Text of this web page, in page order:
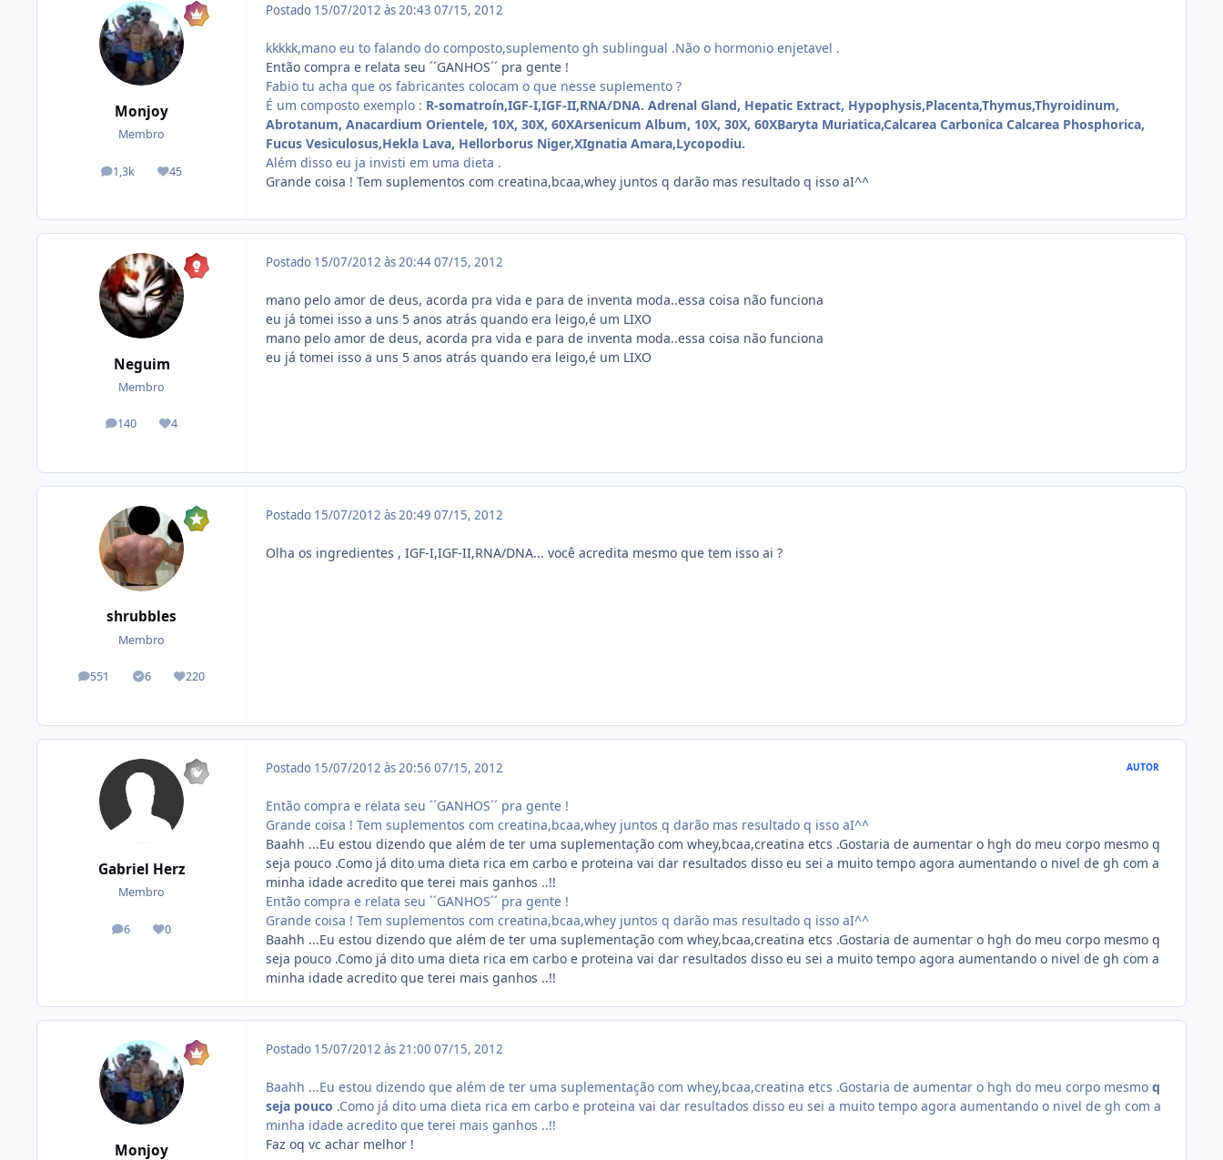
Monjoy
Membro
1,3k
posts 45
Reputação
Postado 15/07/2012 às 20:43 07/15, 2012
kkkkk,mano eu to falando do composto,suplemento gh sublingual .Não o hormonio enjetavel .
Então compra e relata seu ´´GANHOS´´ pra gente !
Fabio tu acha que os fabricantes colocam o que nesse suplemento ?
É um composto exemplo : R-somatroín,IGF-I,IGF-II,RNA/DNA. Adrenal Gland, Hepatic Extract, Hypophysis,Placenta,Thymus,Thyroidinum,
Abrotanum, Anacardium Orientele, 10X, 30X, 60XArsenicum Album, 10X, 30X, 60XBaryta Muriatica,Calcarea Carbonica Calcarea Phosphorica,
Fucus Vesiculosus,Hekla Lava, Hellorborus Niger,XIgnatia Amara,Lycopodiu.
Além disso eu ja invisti em uma dieta .
Grande coisa ! Tem suplementos com creatina,bcaa,whey juntos q darão mas resultado q isso aI^^
Neguim
Membro
140
posts 4
Reputação
Postado 15/07/2012 às 20:4407/15, 2012
mano pelo amor de deus, acorda pra vida e para de inventa moda..essa coisa não funciona
eu já tomei isso a uns 5 anos atrás quando era leigo,é um LIXO
mano pelo amor de deus, acorda pra vida e para de inventa moda..essa coisa não funciona
eu já tomei isso a uns 5 anos atrás quando era leigo,é um LIXO
shrubbles
Membro
551
posts 6
Tópicos solucionados
220
Reputação
Postado 15/07/2012 às 20:49 07/15, 2012
Olha os ingredientes , IGF-I,IGF-II,RNA/DNA... você acredita mesmo que tem isso ai ?
Gabriel Herz
Membro
6
posts 0
Reputação
Postado 15/07/2012 às 20:56 07/15, 2012 AUTOR
Então compra e relata seu ´´GANHOS´´ pra gente !
Grande coisa ! Tem suplementos com creatina,bcaa,whey juntos q darão mas resultado q isso aI^^
Baahh ...Eu estou dizendo que além de ter uma suplementação com whey,bcaa,creatina etcs .Gostaria de aumentar o hgh do meu corpo mesmo q
seja pouco .Como já dito uma dieta rica em carbo e proteina vai dar resultados disso eu sei a muito tempo agora aumentando o nivel de gh com a
minha idade acredito que terei mais ganhos ..!!
Então compra e relata seu ´´GANHOS´´ pra gente !
Grande coisa ! Tem suplementos com creatina,bcaa,whey juntos q darão mas resultado q isso aI^^
Baahh ...Eu estou dizendo que além de ter uma suplementação com whey,bcaa,creatina etcs .Gostaria de aumentar o hgh do meu corpo mesmo q
seja pouco .Como já dito uma dieta rica em carbo e proteina vai dar resultados disso eu sei a muito tempo agora aumentando o nivel de gh com a
minha idade acredito que terei mais ganhos ..!!
Monjoy
Postado 15/07/2012 às 21:00 07/15, 2012
Baahh ...Eu estou dizendo que além de ter uma suplementação com whey,bcaa,creatina etcs .Gostaria de aumentar o hgh do meu corpo mesmo q
seja pouco .Como já dito uma dieta rica em carbo e proteina vai dar resultados disso eu sei a muito tempo agora aumentando o nivel de gh com a
minha idade acredito que terei mais ganhos ..!!
Faz oq vc achar melhor !